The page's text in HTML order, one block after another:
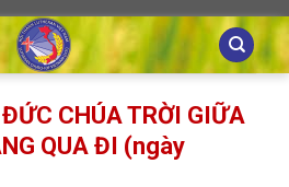
CHÚA TRỜI GIỮA
QUA ĐI (ngày